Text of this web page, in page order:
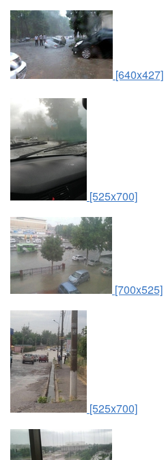
[640x427]
[525x700]
[700x525]
[525x700]